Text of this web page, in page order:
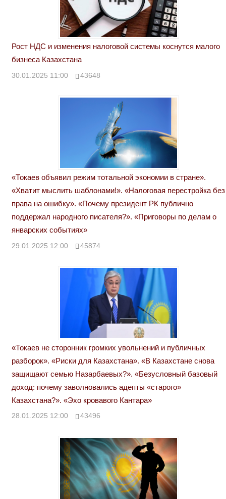
Рост НДС и изменения налоговой системы коснутся малого
бизнеса Казахстана
30.01.2025 11:00 43648
«Токаев объявил режим тотальной экономии в стране».
«Хватит мыслить шаблонами!». «Налоговая перестройка без
права на ошибку». «Почему президент РК публично
поддержал народного писателя?». «Приговоры по делам о
январских событиях»
29.01.2025 12:00 45874
«Токаев не сторонник громких увольнений и публичных
разборок». «Риски для Казахстана». «В Казахстане снова
защищают семью Назарбаевых?». «Безусловный базовый
доход: почему заволновались адепты «старого»
Казахстана?». «Эхо кровавого Кантара»
28.01.2025 12:00 43496